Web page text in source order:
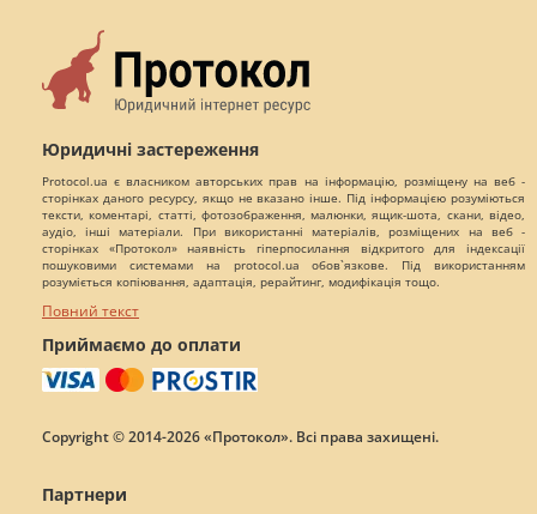
Юридичні застереження
Protocol.ua є власником авторських прав на інформацію, розміщену на веб -
сторінках даного ресурсу, якщо не вказано інше. Під інформацією розуміються
тексти, коментарі, статті, фотозображення, малюнки, ящик-шота, скани, відео,
аудіо, інші матеріали. При використанні матеріалів, розміщених на веб -
сторінках «Протокол» наявність гіперпосилання відкритого для індексації
пошуковими системами на protocol.ua обов`язкове. Під використанням
розуміється копіювання, адаптація, рерайтинг, модифікація тощо.
Повний текст
Приймаємо до оплати
Copyright © 2014-2026 «Протокол». Всі права захищені.
Партнери